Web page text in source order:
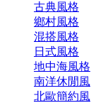
古典風格
鄉村風格
混搭風格
日式風格
地中海風格
南洋休閒風
北歐簡約風